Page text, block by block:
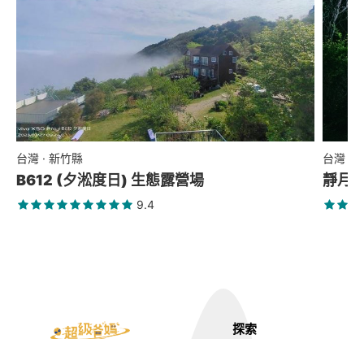
台灣 · 新竹縣
B612 (夕淞度日) 生態露營場
9.4
台灣 ·
靜月
探索